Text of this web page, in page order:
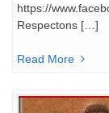
https://
Respectons […]
Read More